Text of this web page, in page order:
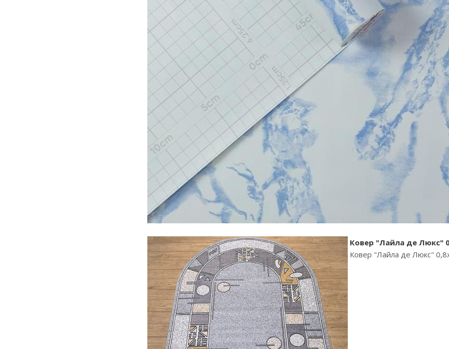
Ковер "Лайла де Люкс"
Ковер "Лайла де Люкс"